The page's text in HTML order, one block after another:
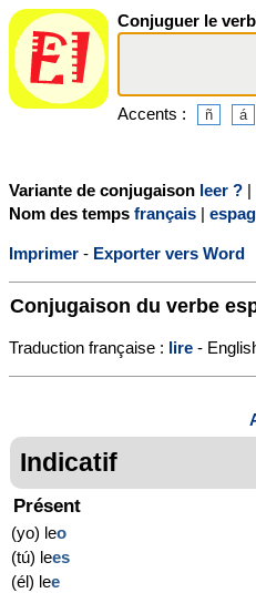
Conjuguer le
Accents :
Variante de conjugaison leer ? |
Nom des temps français |
Imprimer - Exporter vers Word
Conjugaison du verbe
Traduction française : lire -
Indicatif
Présent
(yo) leo
(tú) lees
(él) lee